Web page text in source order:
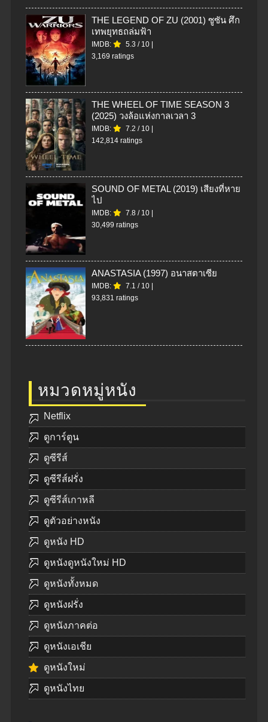
THE LEGEND OF ZU (2001) ซูซัน ศึก
เทพยุทธถล่มฟ้า
IMDB: 5.3 / 10
3,169 ratings
THE WHEEL OF TIME SEASON 3
(2025) วงล้อแห่งกาลเวลา 3
IMDB: 7.2 / 10
142,814 ratings
SOUND OF METAL (2019) เสียงที่หาย
ไป
IMDB: 7.8 / 10
30,499 ratings
ANASTASIA (1997) อนาสตาเซีย
IMDB: 7.1 / 10
93,831 ratings
หมวดหมู่หนัง
Netflix
ดูการ์ตูน
ดูซีรีส์
ดูซีรีส์ฝรั่ง
ดูซีรีส์เกาหลี
ดูตัวอย่างหนัง
ดูหนัง HD
ดูหนังดูหนังใหม่ HD
ดูหนังทั้งหมด
ดูหนังฝรั่ง
ดูหนังภาคต่อ
ดูหนังเอเชีย
ดูหนังใหม่
ดูหนังไทย